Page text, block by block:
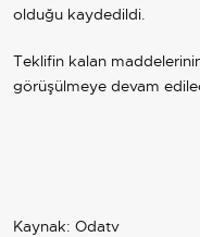
olduğu kaydedildi.
Teklifin kalan
görüşülmeye devam
Kaynak: Odatv